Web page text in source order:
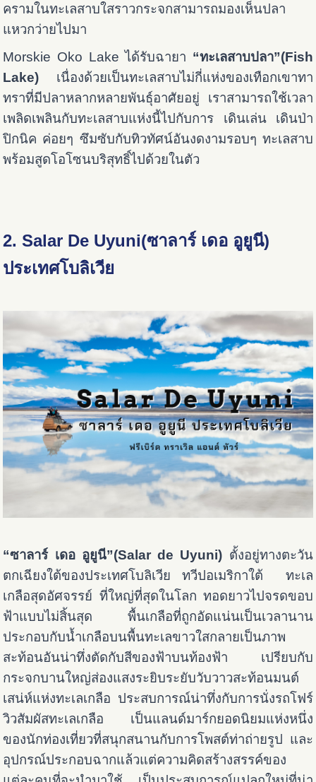
ครามในทะเลสาบใสราวกระจกสามารถมองเห็นปลา
แหวกว่ายไปมา
Morskie Oko Lake ได้รับฉายา “ทะเลสาบปลา”(Fish
Lake) เนื่องด้วยเป็นทะเลสาบไม่กี่แห่งของเทือกเขาทา
ทราที่มีปลาหลากหลายพันธุ์อาศัยอยู่ เราสามารถใช้เวลา
เพลิดเพลินกับทะเลสาบแห่งนี้ไปกับการ เดินเล่น เดินป่า
ปิกนิค ค่อยๆ ซึมซับกับทิวทัศน์อันงดงามรอบๆ ทะเลสาบ
พร้อมสูดโอโซนบริสุทธิ์ไปด้วยในตัว
2. Salar De Uyuni(ซาลาร์ เดอ อูยูนี)
ประเทศโบลิเวีย
“ซาลาร์ เดอ อูยูนี”(Salar de Uyuni) ตั้งอยู่ทางตะวัน
ตกเฉียงใต้ของประเทศโบลิเวีย ทวีปอเมริกาใต้ ทะเล
เกลือสุดอัศจรรย์ ที่ใหญ่ที่สุดในโลก ทอดยาวไปจรดขอบ
ฟ้าแบบไม่สิ้นสุด พื้นเกลือที่ถูกอัดแน่นเป็นเวลานาน
ประกอบกับน้ำเกลือบนพื้นทะเลขาวใสกลายเป็นภาพ
สะท้อนอันน่าทึ่งตัดกับสีของฟ้าบนท้องฟ้า เปรียบกับ
กระจกบานใหญ่ส่องแสงระยิบระยับวับวาวสะท้อนมนต์
เสน่ห์แห่งทะเลเกลือ ประสบการณ์น่าทึ่งกับการนั่งรถโฟร์
วิวสัมผัสทะเลเกลือ เป็นแลนด์มาร์กยอดนิยมแห่งหนึ่ง
ของนักท่องเที่ยวที่สนุกสนานกับการโพสต์ท่าถ่ายรูป และ
อุปกรณ์ประกอบฉากแล้วแต่ความคิดสร้างสรรค์ของ